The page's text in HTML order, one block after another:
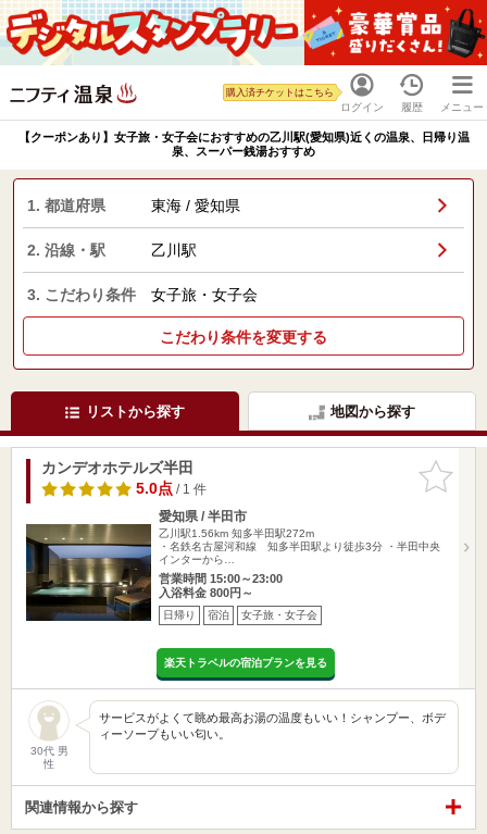
ログイン
購入済チケットはこちら
履歴 メニュー
【クーポンあり】女子旅・女子会におすすめの乙川駅(愛知県)近くの温泉、日帰り温
泉、スーパー銭湯おすすめ
1. 都道府県 東海 / 愛知県
2. 沿線・駅 乙川駅
3. こだわり条件 女子旅・女子会
こだわり条件を変更する
リストから探す 地図から探す
お気に入
りに追加
カンデオホテルズ半田
5.0点/ 1 件
愛知県 / 半田市
乙川駅1.56km 知多半田駅272m
・名鉄名古屋河和線 知多半田駅より徒歩3分 ・半田中央
インターから…
営業時間 15:00～23:00
入浴料金 800円～
日帰り 宿泊 女子旅・女子会
楽天トラベルの宿泊プランを見る
30代 男
性
サービスがよくて眺め最高お湯の温度もいい！シャンプー、ボデ
ィーソープもいい匂い。
関連情報から探す